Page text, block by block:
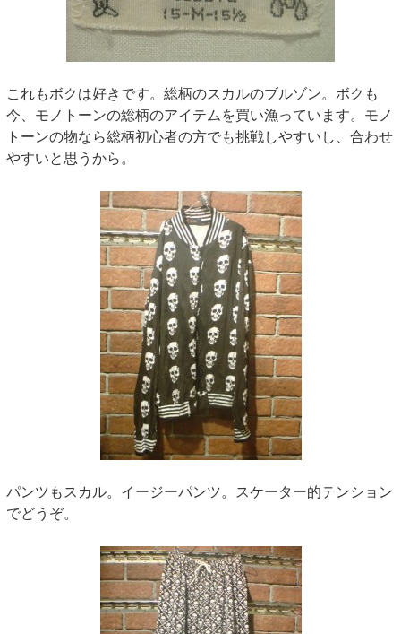
これもボクは好きです。総柄のスカルのブルゾン。ボクも
今、モノトーンの総柄のアイテムを買い漁っています。モノ
トーンの物なら総柄初心者の方でも挑戦しやすいし、合わせ
やすいと思うから。
パンツもスカル。イージーパンツ。スケーター的テンション
でどうぞ。